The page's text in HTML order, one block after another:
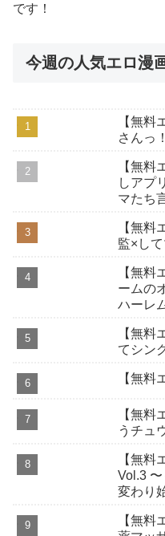
です！
今週の人気エロ漫
【無料
さんっ！
【無料
しアプ
マたち
【無料
監×し
【無
ームの
ハーレ
【無料
てシン
【無料
【無料
うチュ
【無料
Vol.3
変わり
【無料